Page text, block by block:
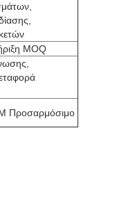
MOQ
Προσαρμόσιμο